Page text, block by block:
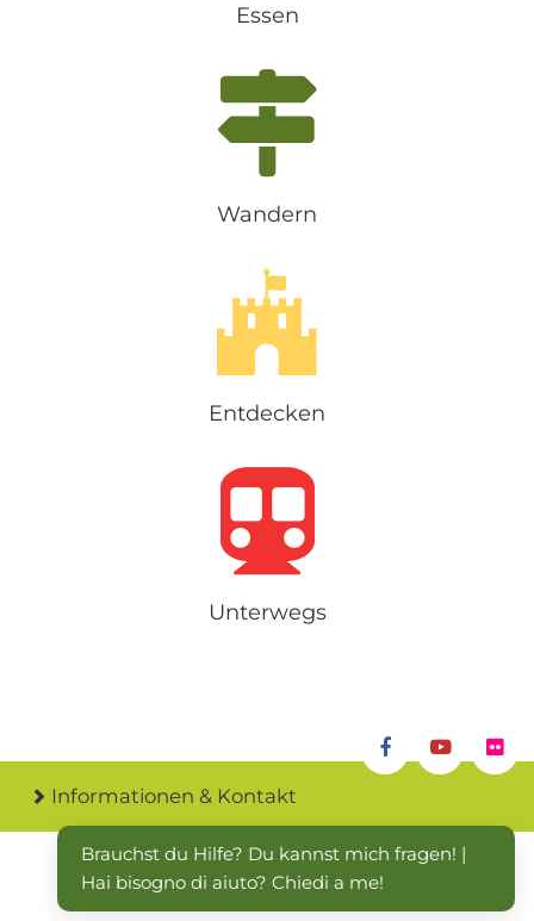
Essen
Wandern
Entdecken
Unterwegs
Informationen & Kontakt
Brauchst du Hilfe? Du kannst mich fragen! |
Hai bisogno di aiuto? Chiedi a me!